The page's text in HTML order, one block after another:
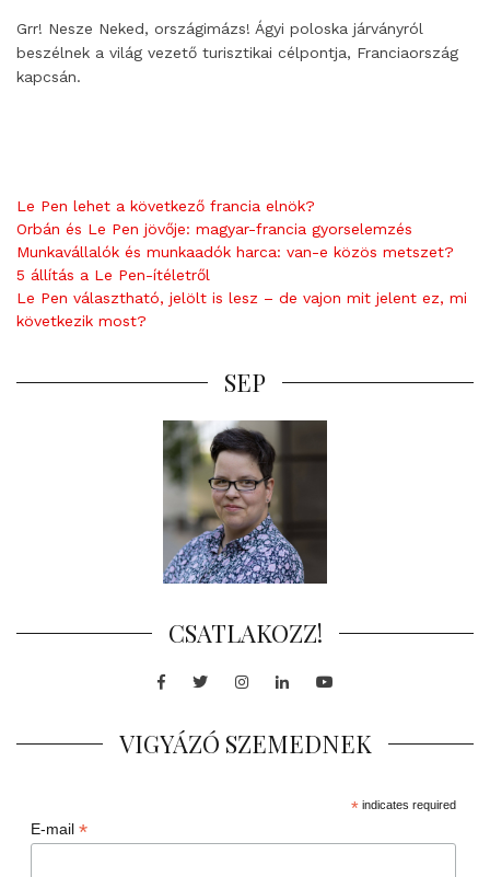
Grr! Nesze Neked, országimázs! Ágyi poloska járványról
beszélnek a világ vezető turisztikai célpontja, Franciaország
kapcsán.
Le Pen lehet a következő francia elnök?
Orbán és Le Pen jövője: magyar-francia gyorselemzés
Munkavállalók és munkaadók harca: van-e közös metszet?
5 állítás a Le Pen-ítéletről
Le Pen választható, jelölt is lesz – de vajon mit jelent ez, mi
következik most?
SEP
CSATLAKOZZ!
Facebook
TwitterInstagram
LinkedInYoutube
VIGYÁZÓ SZEMEDNEK
*indicates required
E-mail *